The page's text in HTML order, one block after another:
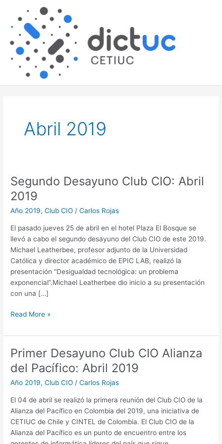
content
Abril 2019
Segundo Desayuno Club CIO: Abril
2019
Año 2019,Club CIO /Carlos Rojas
El pasado jueves 25 de abril en el hotel Plaza El Bosque se
llevó a cabo el segundo desayuno del Club CIO de este 2019.
Michael Leatherbee, profesor adjunto de la Universidad
Católica y director académico de EPIC LAB, realizó la
presentación “Desigualdad tecnológica: un problema
exponencial”.Michael Leatherbee dio inicio a su presentación
con una […]
Segundo
Desayuno
Club
CIO:
2019
Read More »
Primer Desayuno Club CIO Alianza
del Pacífico: Abril 2019
Año 2019,Club CIO /Carlos Rojas
El 04 de abril se realizó la primera reunión del Club CIO de la
Alianza del Pacífico en Colombia del 2019, una iniciativa de
CETIUC de Chile y CINTEL de Colombia. El Club CIO de la
Alianza del Pacífico es un punto de encuentro entre los
Primer
Desayuno
Club
CIO